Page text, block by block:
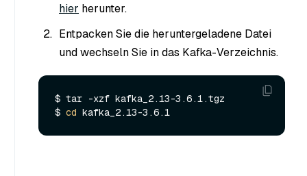
hier herunter.
Entpacken Sie die heruntergeladene Datei
und wechseln Sie in das Kafka-Verzeichnis.
$ tar -xzf kafka_2.13-3.6.1.tgz
$ cd